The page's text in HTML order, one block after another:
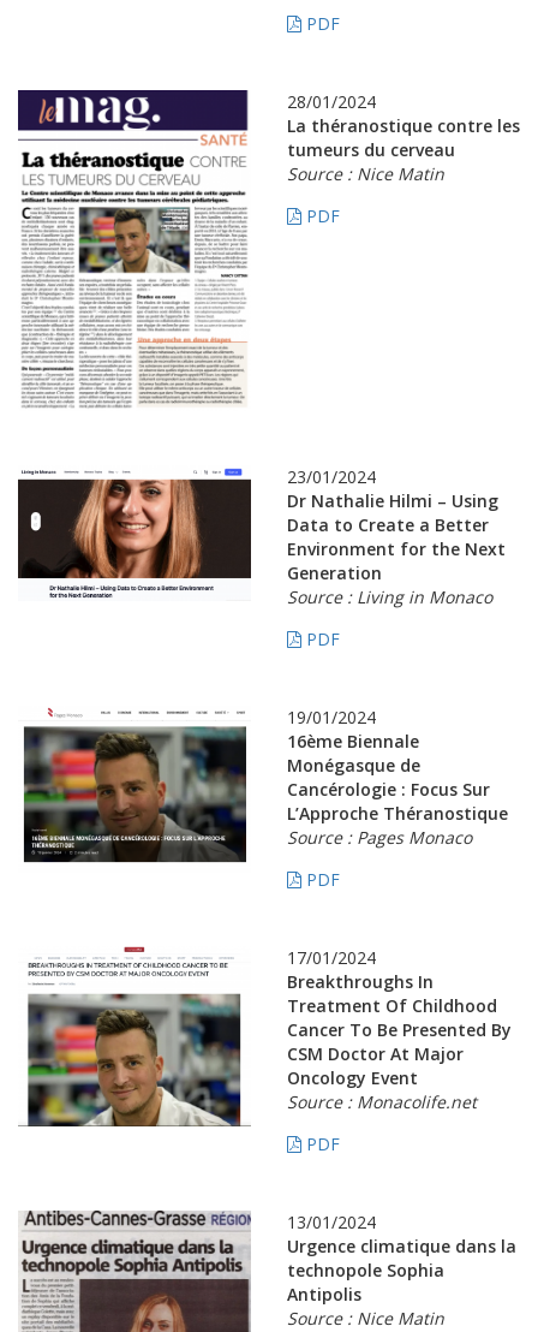
PDF
28/01/2024
La théranostique contre les
tumeurs du cerveau
Source : Nice Matin
PDF
23/01/2024
Dr Nathalie Hilmi – Using
Data to Create a Better
Environment for the Next
Generation
Source : Living in Monaco
PDF
19/01/2024
16ème Biennale
Monégasque de
Cancérologie : Focus Sur
L’Approche Théranostique
Source : Pages Monaco
PDF
17/01/2024
Breakthroughs In
Treatment Of Childhood
Cancer To Be Presented By
CSM Doctor At Major
Oncology Event
Source : Monacolife.net
PDF
13/01/2024
Urgence climatique dans la
technopole Sophia
Antipolis
Source : Nice Matin